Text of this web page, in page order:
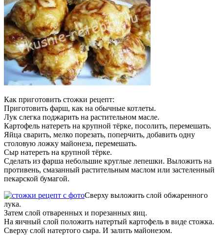
Как приготовить стожки рецепт:
Приготовить фарш, как на обычные котлеты.
Лук слегка поджарить на растительном масле.
Картофель натереть на крупной тёрке, посолить, перемешать.
Яйца сварить, мелко порезать, поперчить, добавить одну
столовую ложку майонеза, перемешать.
Сыр натереть на крупной тёрке.
Сделать из фарша небольшие круглые лепешки. Выложить на
противень, смазанный растительным маслом или застеленный
пекарской бумагой.
Сверху выложить слой обжаренного
лука.
Затем слой отваренных и порезанных яиц.
На яичный слой положить натертый картофель в виде стожка.
Сверху слой натертого сыра. И залить майонезом.